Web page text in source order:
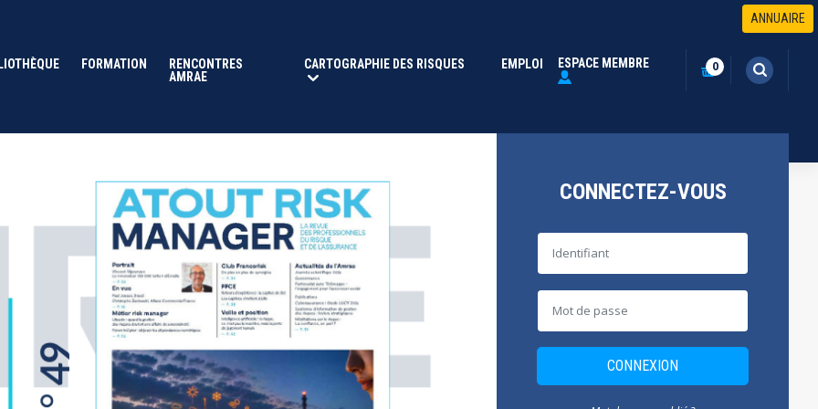
FORMATION
RENCONTRES
AMRAE
CARTOGRAPHIE DES RISQUES (CURRENT)
EMPLOI ESPACE MEMBRE 0
ANNUAIRE
CONNECTEZ-VOUS
CONNEXION